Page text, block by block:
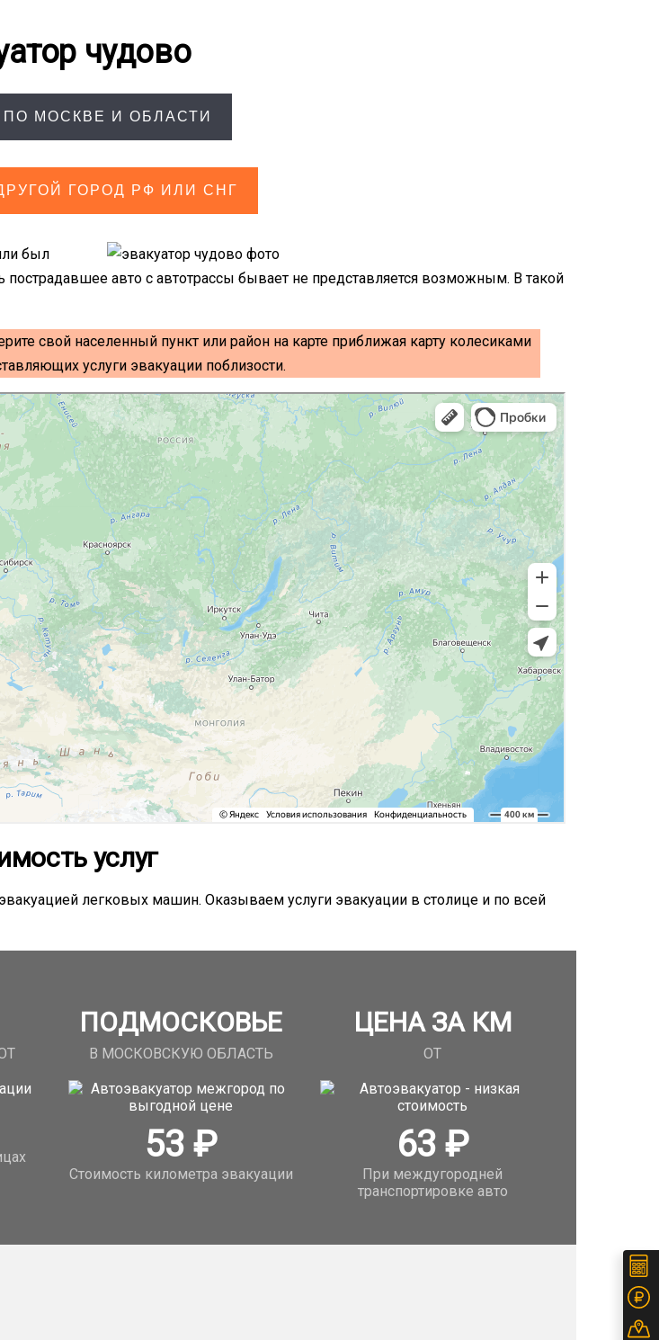
чудово
ПО МОСКВЕ И ОБЛАСТИ
ГОРОД РФ ИЛИ СНГ
был
пострадавшее авто с автотрассы бывает не представляется возможным. В такой
свой населенный пункт или район на карте приближая карту колесиками
услуги эвакуации поблизости.
услуг
легковых машин. Оказываем услуги эвакуации в столице и по всей
ПОДМОСКОВЬЕ
В МОСКОВСКУЮ ОБЛАСТЬ
53₽
Стоимость километра эвакуации
ЦЕНА ЗА КМ
ОТ
63₽
При междугородней
транспортировке авто